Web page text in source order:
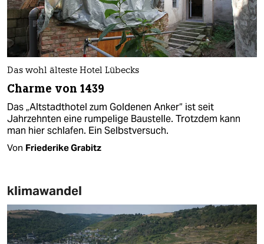
Das wohl älteste Hotel Lübecks
Charme von 1439
Das „Altstadthotel zum Goldenen Anker“ ist seit
Jahrzehnten eine rumpelige Baustelle. Trotzdem kann
man hier schlafen. Ein Selbstversuch.
Von Friederike Grabitz
klimawandel